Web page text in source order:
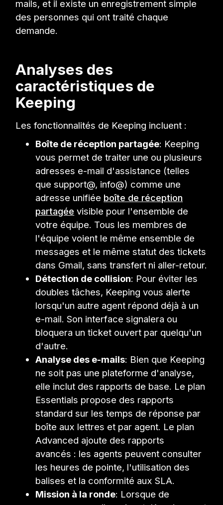
mails, et il existe un enregistrement simple
des personnes qui ont traité chaque
demande.
Analyses des
caractéristiques de
Keeping
Les fonctionnalités de Keeping incluent :
Boîte de réception partagée: Keeping
vous permet de traiter une ou plusieurs
adresses e-mail d'assistance (telles
que support@, info@) comme une
adresse unifiée boîte de réception
partagée visible pour l'ensemble de
votre équipe. Tous les membres de
l'équipe voient le même ensemble de
messages et le même statut des tickets
dans Gmail, sans transfert ni aller-retour.
Détection de collision: Pour éviter les
doubles tâches, Keeping vous alerte
lorsqu'un autre agent répond déjà à un
e-mail. Son interface signalera ou
bloquera un ticket ouvert par quelqu'un
d'autre.
Analyse des e-mails: Bien que Keeping
ne soit pas une plateforme d'analyse,
elle inclut des rapports de base. Le plan
Essentials propose des rapports
standard sur les temps de réponse par
boîte aux lettres et par agent. Le plan
Advanced ajoute des rapports
avancés : les agents peuvent consulter
les heures de pointe, l'utilisation des
balises et la conformité aux SLA.
Mission à la ronde: Lorsque de